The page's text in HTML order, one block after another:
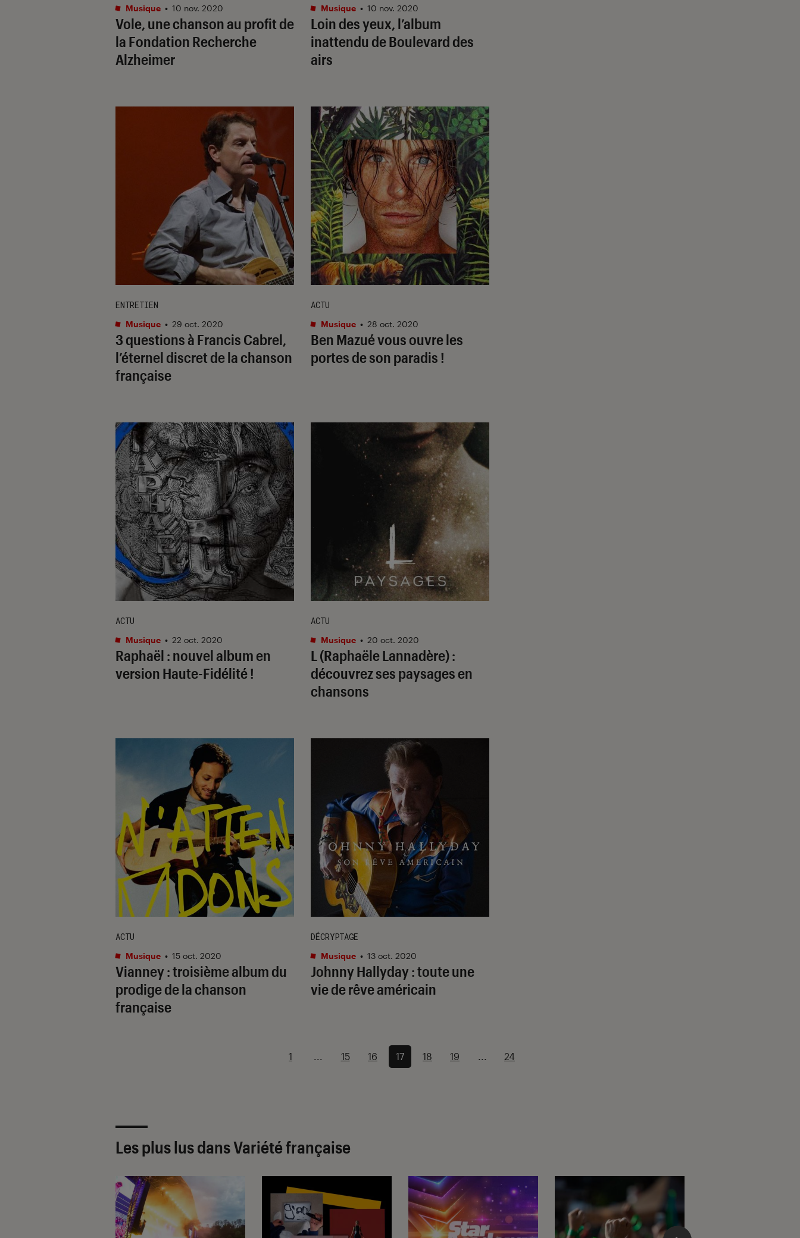
Vole, une chanson au profit de
la Fondation Recherche
Alzheimer
Musique • 10 nov. 2020
Loin des yeux, l’album
inattendu de Boulevard des
airs
Musique • 10 nov. 2020
3 questions à Francis Cabrel,
l’éternel discret de la chanson
française
ENTRETIEN
Musique • 29 oct. 2020
Ben Mazué vous ouvre les
portes de son paradis !
ACTU
Musique • 28 oct. 2020
Raphaël : nouvel album en
version Haute-Fidélité !
ACTU
Musique • 22 oct. 2020
L (Raphaële Lannadère) :
découvrez ses paysages en
chansons
ACTU
Musique • 20 oct. 2020
Vianney : troisième album du
prodige de la chanson
française
ACTU
Musique • 15 oct. 2020
Johnny Hallyday : toute une
vie de rêve américain
DÉCRYPTAGE
Musique • 13 oct. 2020
1 ... 15 16 17 18 19 ... 24
Les plus lus dans Variété française